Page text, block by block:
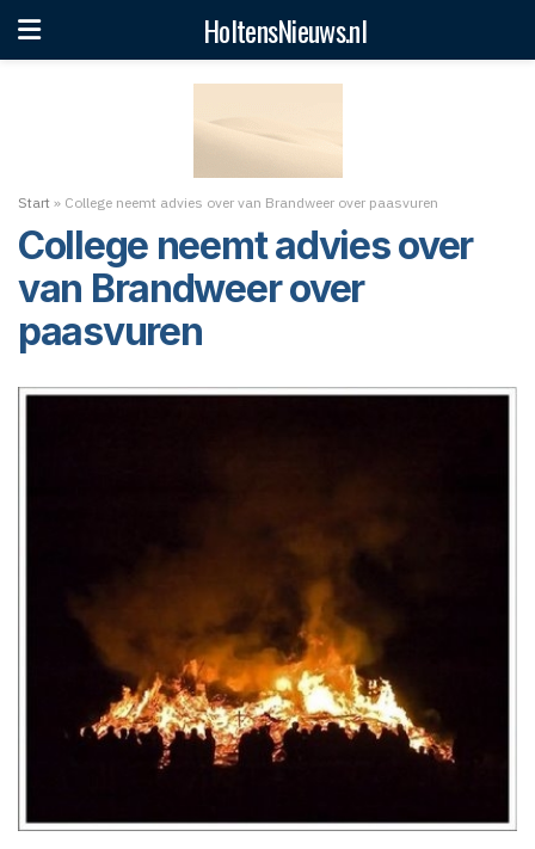
HoltensNieuws.nl
Start » College neemt advies over van Brandweer over paasvuren
College neemt advies over
van Brandweer over
paasvuren